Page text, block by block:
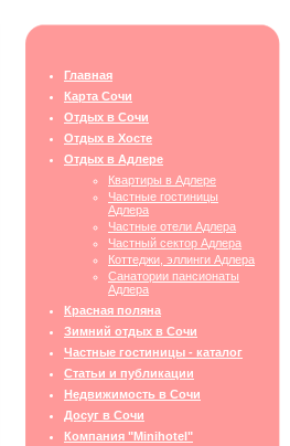
Главная
Карта Сочи
Отдых в Сочи
Отдых в Хосте
Отдых в Адлере
Квартиры в Адлере
Частные гостиницы
Адлера
Частные отели Адлера
Частный сектор Адлера
Коттеджи, эллинги Адлера
Санатории пансионаты
Адлера
Красная поляна
Зимний отдых в Сочи
Частные гостиницы - каталог
Статьи и публикации
Недвижимость в Сочи
Досуг в Сочи
Компания "Minihotel"